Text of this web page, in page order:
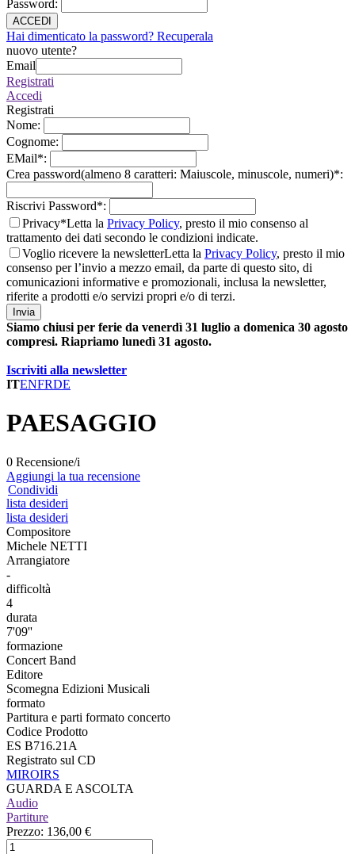
Password:
ACCEDI
Hai dimenticato la password? Recuperala
nuovo utente?
Email
Registrati
Accedi
Registrati
Nome:
Cognome:
EMail*:
Crea password(almeno 8 caratteri: Maiuscole, minuscole, numeri)*:
Riscrivi Password*:
Privacy*Letta la Privacy Policy, presto il mio consenso al
trattamento dei dati secondo le condizioni indicate.
Voglio ricevere la newsletterLetta la Privacy Policy, presto il mio
consenso per l’invio a mezzo email, da parte di questo sito, di
comunicazioni informative e promozionali, inclusa la newsletter,
riferite a prodotti e/o servizi propri e/o di terzi.
Invia
Siamo chiusi per ferie da venerdì 31 luglio a domenica 30 agosto
compresi. Riapriamo lunedì 31 agosto.
Iscriviti alla newsletter
ITENFRDE
PAESAGGIO
0 Recensione/i
Aggiungi la tua recensione
Condividi
lista desideri
lista desideri
Compositore
Michele NETTI
Arrangiatore
-
difficoltà
4
durata
7'09''
formazione
Concert Band
Editore
Scomegna Edizioni Musicali
formato
Partitura e parti formato concerto
Codice Prodotto
ES B716.21A
Registrato sul CD
MIROIRS
GUARDA E ASCOLTA
Audio
Partiture
Prezzo: 136,00 €